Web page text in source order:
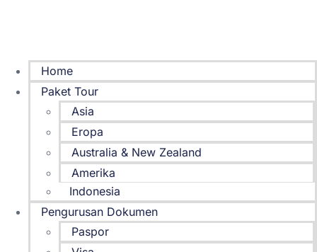
Home
Paket Tour
Asia
Eropa
Australia & New Zealand
Amerika
Indonesia
Pengurusan Dokumen
Paspor